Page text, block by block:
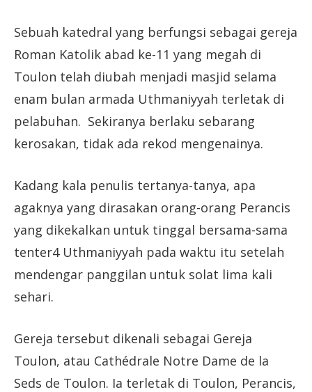
Sebuah katedral yang berfungsi sebagai gereja
Roman Katolik abad ke-11 yang megah di
Toulon telah diubah menjadi masjid selama
enam bulan armada Uthmaniyyah terletak di
pelabuhan. Sekiranya berlaku sebarang
kerosakan, tidak ada rekod mengenainya.
Kadang kala penulis tertanya-tanya, apa
agaknya yang dirasakan orang-orang Perancis
yang dikekalkan untuk tinggal bersama-sama
tenter4 Uthmaniyyah pada waktu itu setelah
mendengar panggilan untuk solat lima kali
sehari.
Gereja tersebut dikenali sebagai Gereja
Toulon, atau Cathédrale Notre Dame de la
Seds de Toulon. Ia terletak di Toulon, Perancis,